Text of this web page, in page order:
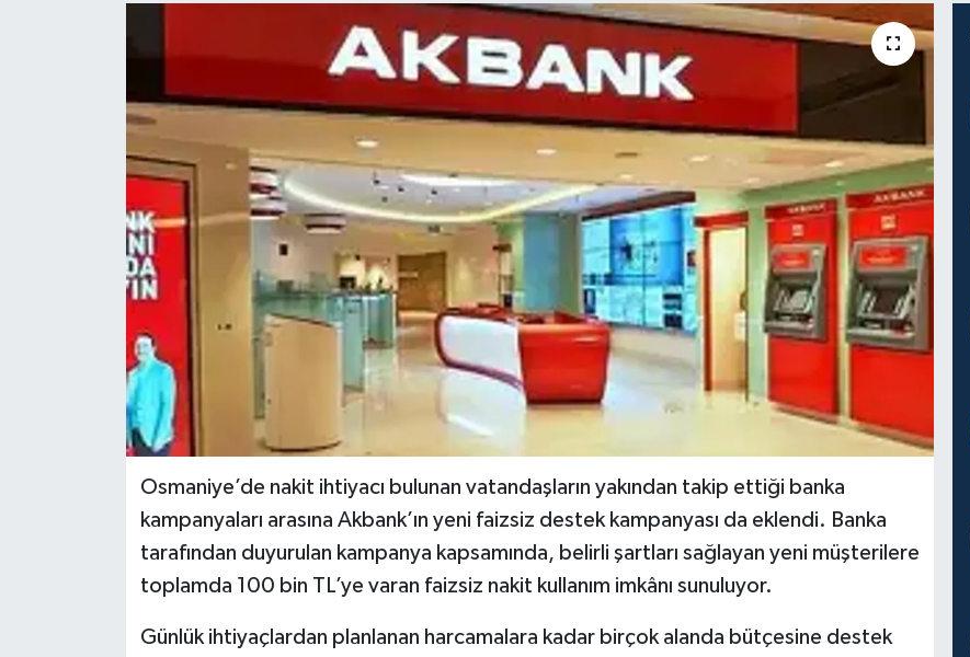
Osmaniye’de nakit ihtiyacı bulunan vatandaşların yakından takip ettiği banka
kampanyaları arasına Akbank’ın yeni faizsiz destek kampanyası da eklendi. Banka
tarafından duyurulan kampanya kapsamında, belirli şartları sağlayan yeni müşterilere
toplamda 100 bin TL’ye varan faizsiz nakit kullanım imkânı sunuluyor.
Günlük ihtiyaçlardan planlanan harcamalara kadar birçok alanda bütçesine destek